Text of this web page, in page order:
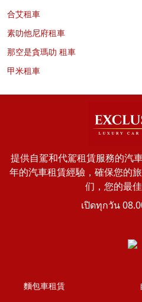
合艾租車
素叻他尼府租車
那空是貪瑪叻 租車
甲米租車
提供自駕和代駕租賃服務的汽
年的汽車租賃經驗，確保您的
们，您的最
เปิดทุกวัน
麵包車租賃